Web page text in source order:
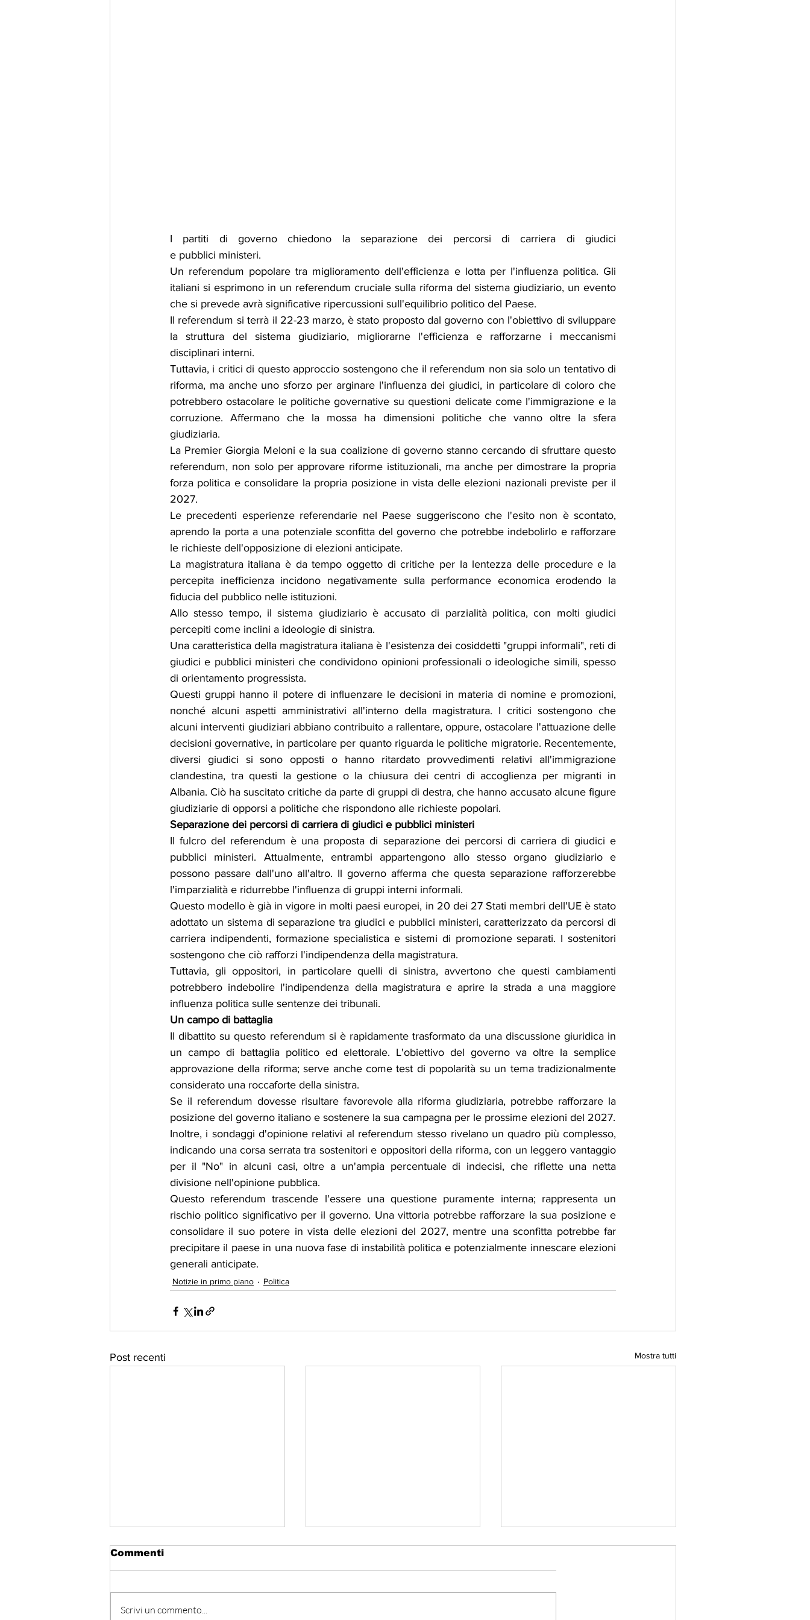
I partiti di governo chiedono la separazione dei percorsi di carriera di giudici
e pubblici ministeri.
Un referendum popolare tra miglioramento dell'efficienza e lotta per l'influenza politica. Gli
italiani si esprimono in un referendum cruciale sulla riforma del sistema giudiziario, un evento
che si prevede avrà significative ripercussioni sull'equilibrio politico del Paese.
Il referendum si terrà il 22-23 marzo, è stato proposto dal governo con l'obiettivo di sviluppare
la struttura del sistema giudiziario, migliorarne l'efficienza e rafforzarne i meccanismi
disciplinari interni.
Tuttavia, i critici di questo approccio sostengono che il referendum non sia solo un tentativo di
riforma, ma anche uno sforzo per arginare l'influenza dei giudici, in particolare di coloro che
potrebbero ostacolare le politiche governative su questioni delicate come l'immigrazione e la
corruzione. Affermano che la mossa ha dimensioni politiche che vanno oltre la sfera
giudiziaria.
La Premier Giorgia Meloni e la sua coalizione di governo stanno cercando di sfruttare questo
referendum, non solo per approvare riforme istituzionali, ma anche per dimostrare la propria
forza politica e consolidare la propria posizione in vista delle elezioni nazionali previste per il
2027.
Le precedenti esperienze referendarie nel Paese suggeriscono che l'esito non è scontato,
aprendo la porta a una potenziale sconfitta del governo che potrebbe indebolirlo e rafforzare
le richieste dell'opposizione di elezioni anticipate.
La magistratura italiana è da tempo oggetto di critiche per la lentezza delle procedure e la
percepita inefficienza incidono negativamente sulla performance economica erodendo la
fiducia del pubblico nelle istituzioni.
Allo stesso tempo, il sistema giudiziario è accusato di parzialità politica, con molti giudici
percepiti come inclini a ideologie di sinistra.
Una caratteristica della magistratura italiana è l'esistenza dei cosiddetti "gruppi informali", reti di
giudici e pubblici ministeri che condividono opinioni professionali o ideologiche simili, spesso
di orientamento progressista.
Questi gruppi hanno il potere di influenzare le decisioni in materia di nomine e promozioni,
nonché alcuni aspetti amministrativi all'interno della magistratura. I critici sostengono che
alcuni interventi giudiziari abbiano contribuito a rallentare, oppure, ostacolare l'attuazione delle
decisioni governative, in particolare per quanto riguarda le politiche migratorie. Recentemente,
diversi giudici si sono opposti o hanno ritardato provvedimenti relativi all'immigrazione
clandestina, tra questi la gestione o la chiusura dei centri di accoglienza per migranti in
Albania. Ciò ha suscitato critiche da parte di gruppi di destra, che hanno accusato alcune figure
giudiziarie di opporsi a politiche che rispondono alle richieste popolari.
Separazione dei percorsi di carriera di giudici e pubblici ministeri
Il fulcro del referendum è una proposta di separazione dei percorsi di carriera di giudici e
pubblici ministeri. Attualmente, entrambi appartengono allo stesso organo giudiziario e
possono passare dall'uno all'altro. Il governo afferma che questa separazione rafforzerebbe
l'imparzialità e ridurrebbe l'influenza di gruppi interni informali.
Questo modello è già in vigore in molti paesi europei, in 20 dei 27 Stati membri dell'UE è stato
adottato un sistema di separazione tra giudici e pubblici ministeri, caratterizzato da percorsi di
carriera indipendenti, formazione specialistica e sistemi di promozione separati. I sostenitori
sostengono che ciò rafforzi l'indipendenza della magistratura.
Tuttavia, gli oppositori, in particolare quelli di sinistra, avvertono che questi cambiamenti
potrebbero indebolire l'indipendenza della magistratura e aprire la strada a una maggiore
influenza politica sulle sentenze dei tribunali.
Un campo di battaglia
Il dibattito su questo referendum si è rapidamente trasformato da una discussione giuridica in
un campo di battaglia politico ed elettorale. L'obiettivo del governo va oltre la semplice
approvazione della riforma; serve anche come test di popolarità su un tema tradizionalmente
considerato una roccaforte della sinistra.
Se il referendum dovesse risultare favorevole alla riforma giudiziaria, potrebbe rafforzare la
posizione del governo italiano e sostenere la sua campagna per le prossime elezioni del 2027.
Inoltre, i sondaggi d'opinione relativi al referendum stesso rivelano un quadro più complesso,
indicando una corsa serrata tra sostenitori e oppositori della riforma, con un leggero vantaggio
per il "No" in alcuni casi, oltre a un'ampia percentuale di indecisi, che riflette una netta
divisione nell'opinione pubblica.
Questo referendum trascende l'essere una questione puramente interna; rappresenta un
rischio politico significativo per il governo. Una vittoria potrebbe rafforzare la sua posizione e
consolidare il suo potere in vista delle elezioni del 2027, mentre una sconfitta potrebbe far
precipitare il paese in una nuova fase di instabilità politica e potenzialmente innescare elezioni
generali anticipate.
Notizie in primo piano Politica
Post recenti Mostra tutti
Commenti
Scrivi un commento...